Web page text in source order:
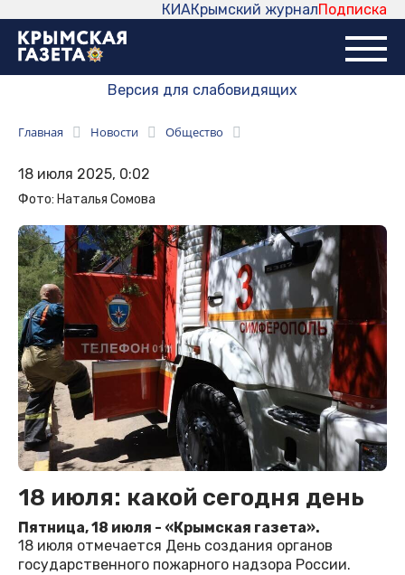
Подписка
Крымский журнал
КИА
Версия для слабовидящих
Главная Новости Общество
18 июля 2025, 0:02
Фото: Наталья Сомова
18 июля: какой сегодня день
Пятница, 18 июля - «Крымская газета».
18 июля отмечается День создания органов
государственного пожарного надзора России.